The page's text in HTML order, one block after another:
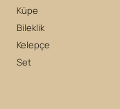
Küpe
Bileklik
Kelepçe
Set